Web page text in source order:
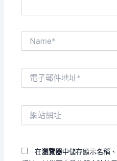
在瀏覽器中儲存顯示名稱